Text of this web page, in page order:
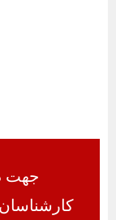
جهت